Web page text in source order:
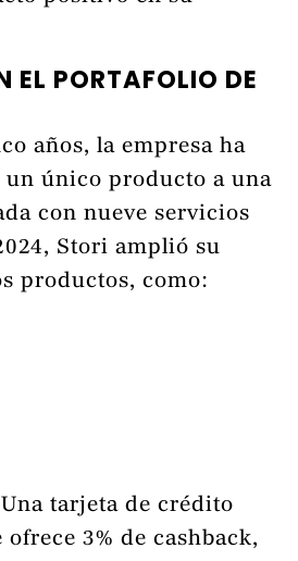
EL PORTAFOLIO DE
años, la empresa ha
un único producto a una
con nueve servicios
Stori amplió su
productos, como:
tarjeta de crédito
3% de cashback,